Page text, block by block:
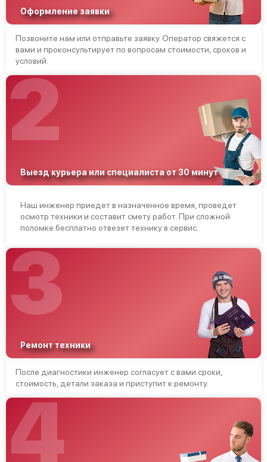
Оформление заявки
Позвоните нам или отправьте заявку. Оператор свяжется с
вами и проконсультирует по вопросам стоимости, сроков и
условий.
2
Выезд курьера или специалиста от 30 минут
Наш инженер приедет в назначенное время, проведет
осмотр техники и составит смету работ. При сложной
поломке бесплатно отвезет технику в сервис.
3
Ремонт техники
После диагностики инженер согласует с вами сроки,
стоимость, детали заказа и приступит к ремонту.
4